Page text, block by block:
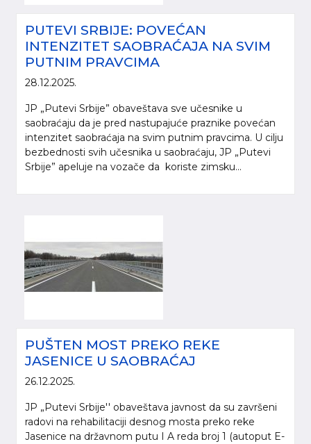
PUTEVI SRBIJE: POVEĆAN
INTENZITET SAOBRAĆAJA NA SVIM
PUTNIM PRAVCIMA
28.12.2025.
JP „Putevi Srbije” obaveštava sve učesnike u
saobraćaju da je pred nastupajuće praznike povećan
intenzitet saobraćaja na svim putnim pravcima. U cilju
bezbednosti svih učesnika u saobraćaju, JP „Putevi
Srbije” apeluje na vozače da koriste zimsku...
PUŠTEN MOST PREKO REKE
JASENICE U SAOBRAĆAJ
26.12.2025.
JP „Putevi Srbije'' obaveštava javnost da su završeni
radovi na rehabilitaciji desnog mosta preko reke
Jasenice na državnom putu I A reda broj 1 (autoput E-